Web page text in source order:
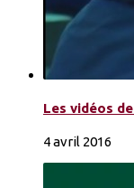
Les vidéos
4 avril 2016